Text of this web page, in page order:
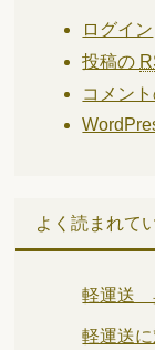
ログイン
投稿の
コメン
よく読まれて
軽運送
軽運送